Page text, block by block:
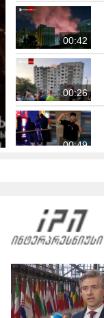
00:42
00:26
00:49